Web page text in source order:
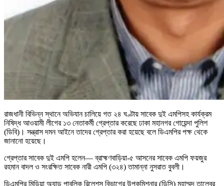
রাজধানী বিভিন্ন স্থানে অভিযান চালিয়ে গত ২৪ ঘণ্টায় সাবেক দুই এমপিসহ কার্যক্রম
নিষিদ্ধ আওয়ামী লীগের ১৩ নেতাকর্মী গ্রেপ্তার করেছে ঢাকা মহানগর গোয়েন্দা পুলিশ
(ডিবি)। সন্ত্রাস দমন আইনে তাদের গ্রেপ্তার করা হয়েছে বলে ডিএমপির পক্ষ থেকে
জানানো হয়েছে।
গ্রেপ্তার সাবেক দুই এমপি হলেন— ব্রাহ্মণবাড়িয়া-৫ আসনের সাবেক এমপি ফয়জুর
রহমান বাদল ও সংরক্ষিত সাবেক নারী এমপি (৩২৪) তামান্না নুসরাত বুবলী।
ডিএমপির মিডিয়া অ্যান্ড পাবলিক রিলেশন্স বিভাগের উপকমিশনার (ডিসি) মুহাম্মদ তালেবুর